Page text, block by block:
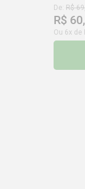
De:R$ 69
R$ 60,
Ou 6x de